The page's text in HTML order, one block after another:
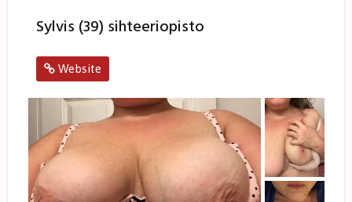
Sylvis (39) sihteeriopisto
Website